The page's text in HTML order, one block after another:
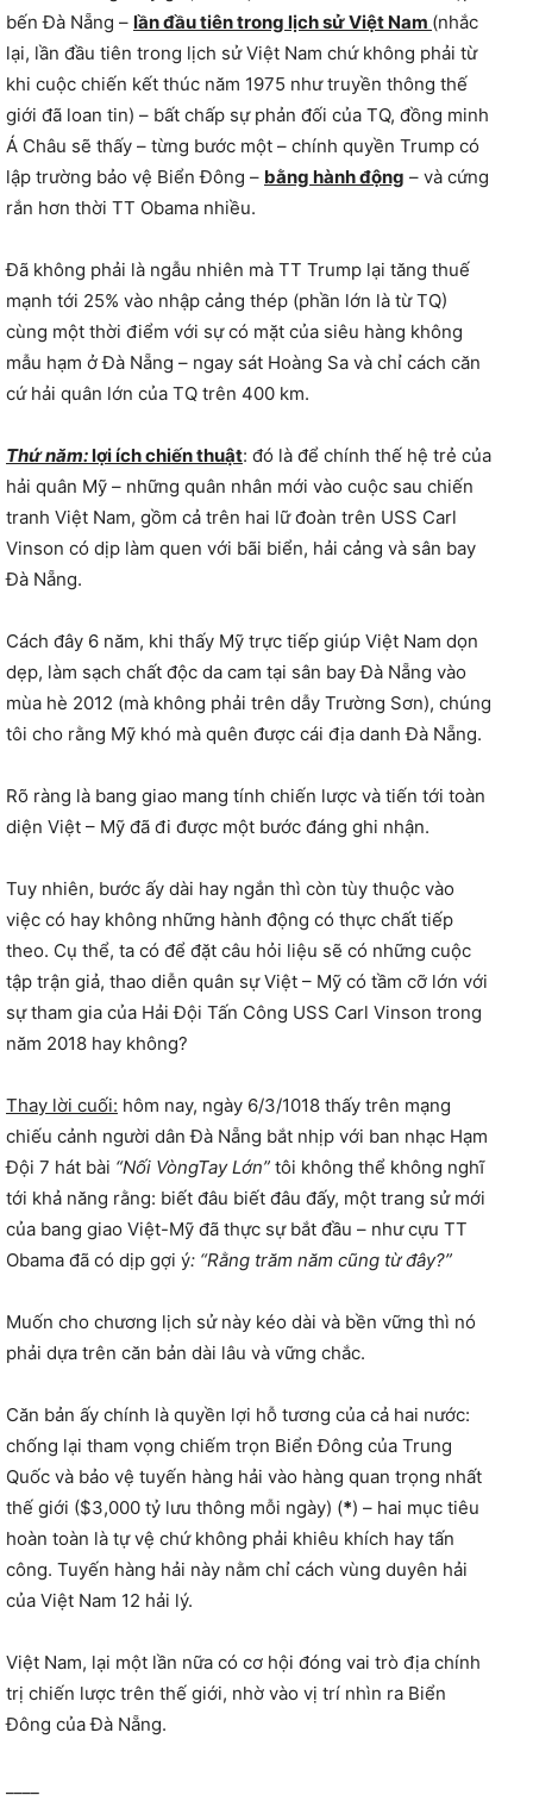
bến Đà Nẵng – lần đầu tiên trong lịch sử Việt Nam (nhắc
lại, lần đầu tiên trong lịch sử Việt Nam chứ không phải từ
khi cuộc chiến kết thúc năm 1975 như truyền thông thế
giới đã loan tin) – bất chấp sự phản đối của TQ, đồng minh
Á Châu sẽ thấy – từng bước một – chính quyền Trump có
lập trường bảo vệ Biển Đông – bằng hành động – và cứng
rắn hơn thời TT Obama nhiều.
Đã không phải là ngẫu nhiên mà TT Trump lại tăng thuế
mạnh tới 25% vào nhập cảng thép (phần lớn là từ TQ)
cùng một thời điểm với sự có mặt của siêu hàng không
mẫu hạm ở Đà Nẵng – ngay sát Hoàng Sa và chỉ cách căn
cứ hải quân lớn của TQ trên 400 km.
Thứ năm:lợi ích chiến thuật: đó là để chính thế hệ trẻ của
hải quân Mỹ – những quân nhân mới vào cuộc sau chiến
tranh Việt Nam, gồm cả trên hai lữ đoàn trên USS Carl
Vinson có dịp làm quen với bãi biển, hải cảng và sân bay
Đà Nẵng.
Cách đây 6 năm, khi thấy Mỹ trực tiếp giúp Việt Nam dọn
dẹp, làm sạch chất độc da cam tại sân bay Đà Nẵng vào
mùa hè 2012 (mà không phải trên dẫy Trường Sơn), chúng
tôi cho rằng Mỹ khó mà quên được cái địa danh Đà Nẵng.
Rõ ràng là bang giao mang tính chiến lược và tiến tới toàn
diện Việt – Mỹ đã đi được một bước đáng ghi nhận.
Tuy nhiên, bước ấy dài hay ngắn thì còn tùy thuộc vào
việc có hay không những hành động có thực chất tiếp
theo. Cụ thể, ta có để đặt câu hỏi liệu sẽ có những cuộc
tập trận giả, thao diễn quân sự Việt – Mỹ có tầm cỡ lớn với
sự tham gia của Hải Đội Tấn Công USS Carl Vinson trong
năm 2018 hay không?
Thay lời cuối: hôm nay, ngày 6/3/1018 thấy trên mạng
chiếu cảnh người dân Đà Nẵng bắt nhịp với ban nhạc Hạm
Đội 7 hát bài “Nối VòngTay Lớn” tôi không thể không nghĩ
tới khả năng rằng: biết đâu biết đâu đấy, một trang sử mới
của bang giao Việt-Mỹ đã thực sự bắt đầu – như cựu TT
Obama đã có dịp gợi ý: “Rằng trăm năm cũng từ đây?”
Muốn cho chương lịch sử này kéo dài và bền vững thì nó
phải dựa trên căn bản dài lâu và vững chắc.
Căn bản ấy chính là quyền lợi hỗ tương của cả hai nước:
chống lại tham vọng chiếm trọn Biển Đông của Trung
Quốc và bảo vệ tuyến hàng hải vào hàng quan trọng nhất
thế giới ($3,000 tỷ lưu thông mỗi ngày) (*) – hai mục tiêu
hoàn toàn là tự vệ chứ không phải khiêu khích hay tấn
công. Tuyến hàng hải này nằm chỉ cách vùng duyên hải
của Việt Nam 12 hải lý.
Việt Nam, lại một lần nữa có cơ hội đóng vai trò địa chính
trị chiến lược trên thế giới, nhờ vào vị trí nhìn ra Biển
Đông của Đà Nẵng.